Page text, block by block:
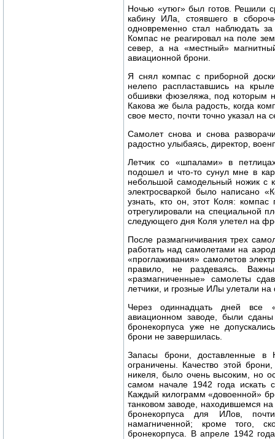
Ночью «утюг» был готов. Решили
кабину ИЛа, стоявшего в
одновременно стал наблюдать
Компас не реагировал на поле
север, а на «местный»
авиационной брони.
Я снял компас с приборной
нелепо распластавшись на
обшивки фюзеляжа, под которым
Какова же была радость, когда
свое место, почти точно указал на
Самолет снова и снова
радостно улыбаясь, директор,
Летчик со «шпалами» в
подошел и что-то сунул мне в
небольшой самодельный ножик с
электросваркой было написано
узнать, кто он, этот Коля:
отрегулировали на специальной
следующего дня Коля улетел на
После размагничивания трех
работать над самолетами на
«проглаживания» самолетов
правило, не раздеваясь.
«размагниченные» самолеты
летчики, и грозные ИЛы улетали
Через одиннадцать дней все
авиационном заводе, были
бронекорпуса уже не
брони не завершилась.
Запасы брони, доставленные
ограничены. Качество этой
никеля, было очень высоким, но
самом начале 1942 года искать
Каждый килограмм «довоенной»
танковом заводе, находившемся
бронекорпуса для ИЛов,
намагниченной; кроме того,
бронекорпуса. В апреле 1942